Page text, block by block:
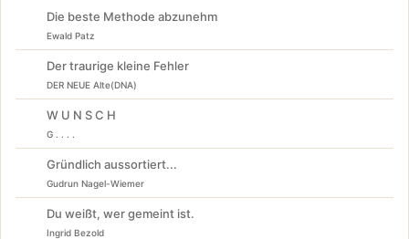
Die beste Methode abzunehm
Ewald Patz
Der traurige kleine Fehler
DER NEUE Alte(DNA)
W U N S C H
G . . . .
Gründlich aussortiert...
Gudrun Nagel-Wiemer
Du weißt, wer gemeint ist.
Ingrid Bezold